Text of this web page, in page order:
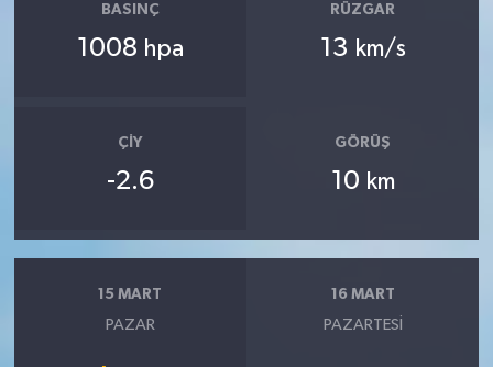
BASINÇ
1008 hpa
RÜZGAR
13 km/s
ÇIY
-2.6
GÖRÜŞ
10 km
15 MART
PAZAR
16 MART
PAZARTESI